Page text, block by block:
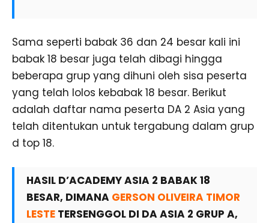
Sama seperti babak 36 dan 24 besar kali ini
babak 18 besar juga telah dibagi hingga
beberapa grup yang dihuni oleh sisa peserta
yang telah lolos kebabak 18 besar. Berikut
adalah daftar nama peserta DA 2 Asia yang
telah ditentukan untuk tergabung dalam grup
d top 18.
HASIL D’ACADEMY ASIA 2 BABAK 18
BESAR, DIMANA GERSON OLIVEIRA TIMOR
LESTE TERSENGGOL DI DA ASIA 2 GRUP A,